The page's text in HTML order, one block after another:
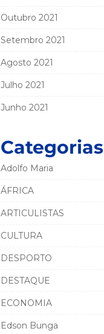
Outubro 2021
Setembro 2021
Agosto 2021
Julho 2021
Junho 2021
Categorias
Adolfo Maria
ÁFRICA
ARTICULISTAS
CULTURA
DESPORTO
DESTAQUE
ECONOMIA
Edson Bunga